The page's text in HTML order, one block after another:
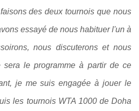
des deux tournois que nous
essayé de nous habituer l'un à
nous discuterons et nous
sera le programme à partir de ce
je me suis engagée à jouer le
les tournois WTA 1000 de Doha